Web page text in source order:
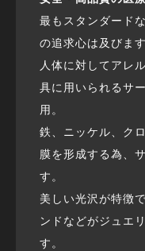
最もスタンダード
の追求心は及びます
人体に対してアレ
具に用いられるサ
用。
鉄、ニッケル、ク
膜を形成する為、
す。
美しい光沢が特徴
ンドなどがジュエ
す。